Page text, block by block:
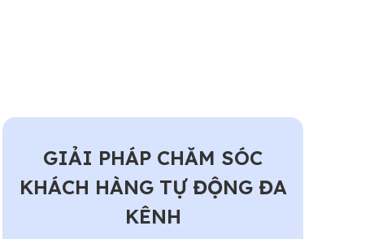
GIẢI PHÁP CHĂM SÓC
KHÁCH HÀNG TỰ ĐỘNG ĐA
KÊNH